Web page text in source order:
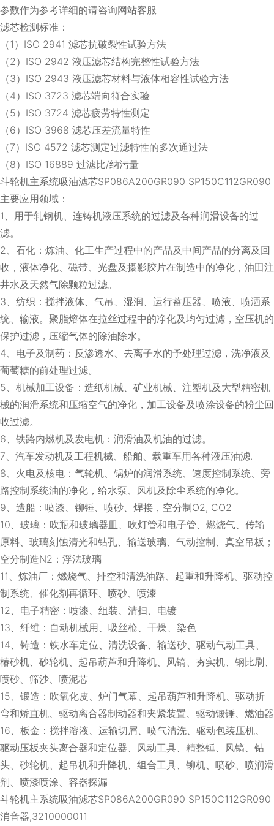
参数作为参考详细的请咨询网站客服
滤芯检测标准：
（1）ISO 2941 滤芯抗破裂性试验方法
（2）ISO 2942 液压滤芯结构完整性试验方法
（3）ISO 2943 液压滤芯材料与液体相容性试验方法
（4）ISO 3723 滤芯端向符合实验
（5）ISO 3724 滤芯疲劳特性测定
（6）ISO 3968 滤芯压差流量特性
（7）ISO 4572 滤芯测定过滤特性的多次通过法
（8）ISO 16889 过滤比/纳污量
斗轮机主系统吸油滤芯SP086A200GR090 SP150C112GR090
主要应用领域：
1、用于轧钢机、连铸机液压系统的过滤及各种润滑设备的过
滤。
2、石化：炼油、化工生产过程中的产品及中间产品的分离及回
收，液体净化、磁带、光盘及摄影胶片在制造中的净化，油田注
井水及天然气除颗粒过滤。
3、纺织：搅拌液体、气吊、湿润、运行蓄压器、喷液、喷洒系
统、输液。聚脂熔体在拉丝过程中的净化及均匀过滤，空压机的
保护过滤，压缩气体的除油除水。
4、电子及制药：反渗透水、去离子水的予处理过滤，洗净液及
葡萄糖的前处理过滤。
5、机械加工设备：造纸机械、矿业机械、注塑机及大型精密机
械的润滑系统和压缩空气的净化，加工设备及喷涂设备的粉尘回
收过滤。
6、铁路内燃机及发电机：润滑油及机油的过滤。
7、汽车发动机及工程机械、船舶、载重车用各种液压油滤.
8、火电及核电：气轮机、锅炉的润滑系统、速度控制系统、旁
路控制系统油的净化，给水泵、风机及除尘系统的净化。
9、造船：喷漆、铆锤、喷砂、焊接，空分制O2, CO2
10、玻璃：吹瓶和玻璃器皿、吹灯管和电子管、燃烧气、传输
原料、玻璃刻蚀清光和钻孔、输送玻璃、气动控制、真空吊板；
空分制造N2：浮法玻璃
11、炼油厂：燃烧气、排空和清洗油路、起重和升降机、驱动控
制系统、催化剂再循环、喷砂、喷漆
12、电子精密：喷漆、组装、清扫、电镀
13、纤维：自动机械用、吸丝枪、干燥、染色
14、铸造：铁水车定位、清洗设备、输送砂、驱动气动工具、
椿砂机、砂轮机、起吊葫芦和升降机、风镐、夯实机、钢比刷、
喷砂、筛沙、喷泥芯
15、锻造：吹氧化皮、炉门气幕、起吊葫芦和升降机、驱动折
弯和矫直机、驱动离合器制动器和夹紧装置、驱动锻锤、燃油器
16、板金：搅拌溶液、运输切屑、喷气清洗、驱动包装压机、
驱动压板夹头离合器和定位器、风动工具、精整锤、风镐、钻
头、砂轮机、起吊机和升降机、组合工具、铆机、喷砂、喷润滑
剂、喷漆喷涂、容器探漏
斗轮机主系统吸油滤芯SP086A200GR090 SP150C112GR090
消音器,3210000011